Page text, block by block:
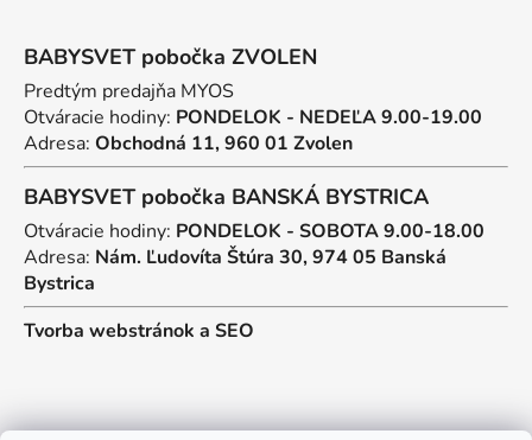
BABYSVET pobočka ZVOLEN
Predtým predajňa MYOS
Otváracie hodiny: PONDELOK - NEDEĽA 9.00-19.00
Adresa: Obchodná 11, 960 01 Zvolen
BABYSVET pobočka BANSKÁ BYSTRICA
Otváracie hodiny: PONDELOK - SOBOTA 9.00-18.00
Adresa: Nám. Ľudovíta Štúra 30, 974 05 Banská
Bystrica
Tvorba webstránok a SEO